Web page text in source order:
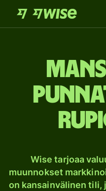
Wise tarjoaa
muunnokset
on kansainvälinen tili,